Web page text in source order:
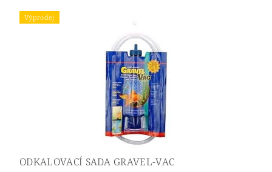
Výprodej
ODKALOVACÍ SADA GRAVEL-VAC